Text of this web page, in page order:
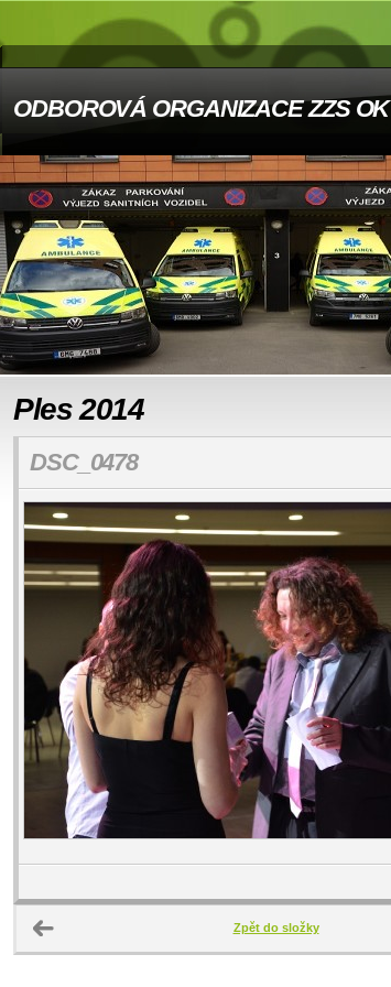
ODBOROVÁ ORGANIZACE ZZS OK
Ples 2014
DSC_0478
Zpět do složky